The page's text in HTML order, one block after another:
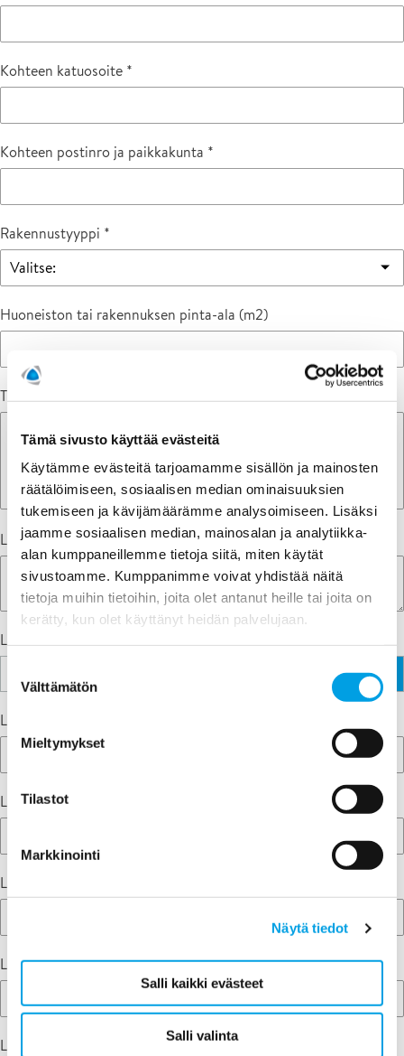
Tämä sivusto käyttää evästeitä
Käytämme evästeitä tarjoamamme sisällön ja mainosten
räätälöimiseen, sosiaalisen median ominaisuuksien
tukemiseen ja kävijämäärämme analysoimiseen. Lisäksi
jaamme sosiaalisen median, mainosalan ja analytiikka-
alan kumppaneillemme tietoja siitä, miten käytät
sivustoamme. Kumppanimme voivat yhdistää näitä
tietoja muihin tietoihin, joita olet antanut heille tai joita on
kerätty, kun olet käyttänyt heidän palvelujaan.
valinta
Välttämätön
Mieltymykset
Tilastot
Markkinointi
Näytä tiedot
Salli kaikki evästeet
Salli valinta
Kohteen katuosoite
Kohteen postinro ja paikkakunta
Rakennustyyppi
Huoneiston tai rakennuksen pinta-ala (m2)
Tilattava palvelu
Lisätietoja
Lataa tiedostoja
Laskutusasiakkaan nimi
Laskutuslähiosoite
Laskutuspostinro ja -paikkakunta
Laskutusasiakkaan sähköposti (jos eri kuin tilaajan)
Laskutusasiakkaan puhelin (jos eri kuin tilaajan)